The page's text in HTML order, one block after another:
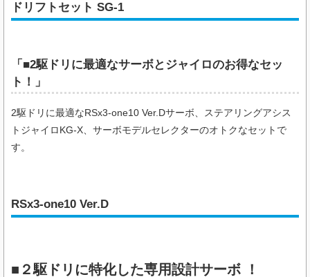
ドリフトセット SG-1
「■2駆ドリに最適なサーボとジャイロのお得なセッ
ト！」
2駆ドリに最適なRSx3-one10 Ver.Dサーボ、ステアリングアシス
トジャイロKG-X、サーボモデルセレクターのオトクなセットで
す。
RSx3-one10 Ver.D
■２駆ドリに特化した専用設計サーボ ！